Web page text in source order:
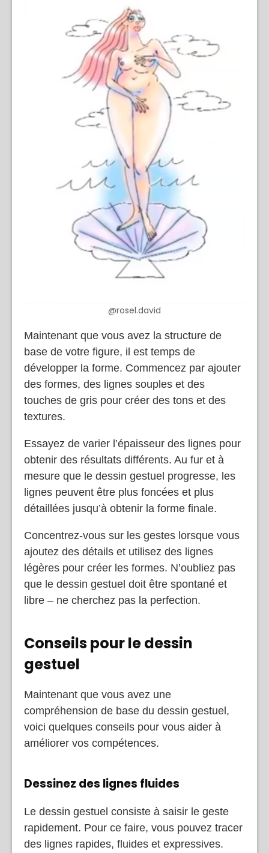
@rosel.david
Maintenant que vous avez la structure de
base de votre figure, il est temps de
développer la forme. Commencez par ajouter
des formes, des lignes souples et des
touches de gris pour créer des tons et des
textures.
Essayez de varier l’épaisseur des lignes pour
obtenir des résultats différents. Au fur et à
mesure que le dessin gestuel progresse, les
lignes peuvent être plus foncées et plus
détaillées jusqu’à obtenir la forme finale.
Concentrez-vous sur les gestes lorsque vous
ajoutez des détails et utilisez des lignes
légères pour créer les formes. N’oubliez pas
que le dessin gestuel doit être spontané et
libre – ne cherchez pas la perfection.
Conseils pour le dessin
gestuel
Maintenant que vous avez une
compréhension de base du dessin gestuel,
voici quelques conseils pour vous aider à
améliorer vos compétences.
Dessinez des lignes fluides
Le dessin gestuel consiste à saisir le geste
rapidement. Pour ce faire, vous pouvez tracer
des lignes rapides, fluides et expressives.